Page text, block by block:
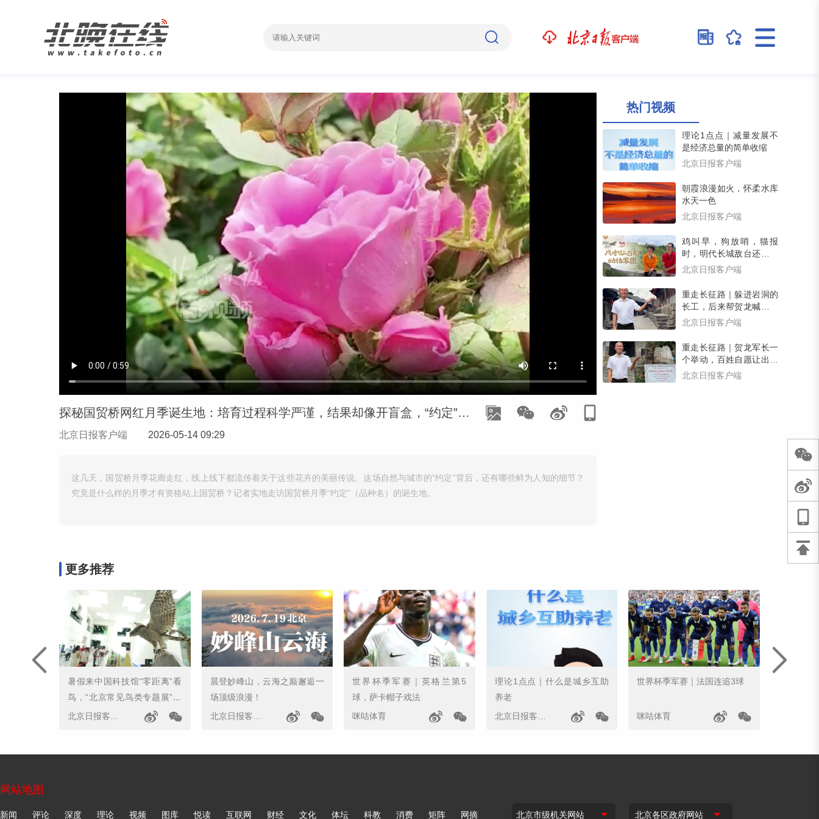
热门视频
理论1点点｜减量发展不
是经济总量的简单收缩
北京日报客户端
朝霞浪漫如火，怀柔水库
水天一色
北京日报客户端
鸡叫早，狗放哨，猫报
时，明代长城敌台还藏着
一支动物戍守军团（留言
北京日报客户端
重走长征路｜躲进岩洞的
长工，后来帮贺龙喊回了
逃跑的乡亲们，壮大了红
北京日报客户端
重走长征路｜贺龙军长一
个举动，百姓自愿让出家
宅，红三军在南腰界有了
北京日报客户端
探秘国贸桥网红月季诞生地：培育过程科学严谨，结果却像开盲盒，“约定”培育长达5年
北京日报客户端 2026-05-14 09:29
这几天，国贸桥月季花廊走红，线上线下都流传着关于这些花卉的美丽传说。这场自然与城市的“约定”背后，还有哪些鲜为人知的细节？
究竟是什么样的月季才有资格站上国贸桥？记者实地走访国贸桥月季“约定”（品种名）的诞生地。
更多推荐
暑假来中国科技馆“零距离”看
鸟，“北京常见鸟类专题展”开
幕
晨登妙峰山，云海之巅邂逅一
场顶级浪漫！
世界杯季军赛｜英格兰第5
球，萨卡帽子戏法
咪咕体育
理论1点点｜什么是城乡互助
养老
世界杯季军赛｜法国连追3球
咪咕体育
网站地图
新闻 评论 深度 理论 视频 图库 悦读 互联网 财经 文化 体坛 科教 消费 矩阵 网摘